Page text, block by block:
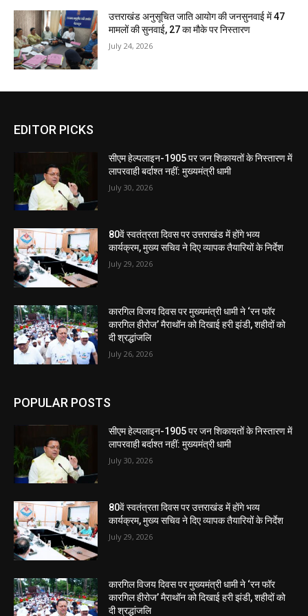
उत्तराखंड अनुसूचित जाति आयोग की जनसुनवाई में 47
मामलों की सुनवाई, 27 का मौके पर निस्तारण
July 24, 2026
EDITOR PICKS
सीएम हेल्पलाइन-1905 पर जन शिकायतों के निस्तारण में
लापरवाही बर्दाश्त नहीं: मुख्यमंत्री धामी
July 30, 2026
80वें स्वतंत्रता दिवस पर उत्तराखंड में होंगे भव्य
कार्यक्रम, मुख्य सचिव ने दिए व्यापक तैयारियों के निर्देश
July 29, 2026
कारगिल विजय दिवस पर मुख्यमंत्री धामी ने ‘रन फॉर
कारगिल हीरोज’ मैराथॉन को दिखाई हरी झंडी, शहीदों को
दी श्रद्धांजलि
July 26, 2026
POPULAR POSTS
सीएम हेल्पलाइन-1905 पर जन शिकायतों के निस्तारण में
लापरवाही बर्दाश्त नहीं: मुख्यमंत्री धामी
July 30, 2026
80वें स्वतंत्रता दिवस पर उत्तराखंड में होंगे भव्य
कार्यक्रम, मुख्य सचिव ने दिए व्यापक तैयारियों के निर्देश
July 29, 2026
कारगिल विजय दिवस पर मुख्यमंत्री धामी ने ‘रन फॉर
कारगिल हीरोज’ मैराथॉन को दिखाई हरी झंडी, शहीदों को
दी श्रद्धांजलि